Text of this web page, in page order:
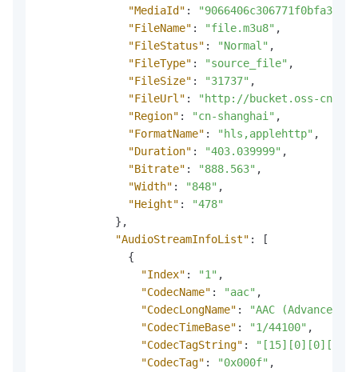
"MediaId" :
"FileName" : "file.m3u8" ,
"FileStatus" : "Normal" ,
"FileType" : "source_file" ,
"FileSize" : "31737" ,
"FileUrl" :
"http://bucket.oss-cn-
"Region" : "cn-shanghai" ,
"FormatName" : "hls,applehttp" ,
"Duration" : "403.039999" ,
"Bitrate" : "888.563" ,
"Width" : "848" ,
"Height" :
"478"
} ,
"AudioStreamInfoList" :
[
{
"Index" : "1" ,
"CodecName" : "aac" ,
"CodecLongName" :
"AAC (Advanced
"CodecTimeBase" : "1/44100" ,
"CodecTagString" : "[15][0][0][0]"
"CodecTag" : "0x000f" ,